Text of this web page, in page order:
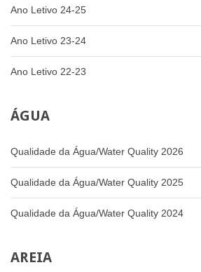
Ano Letivo 24-25
Ano Letivo 23-24
Ano Letivo 22-23
ÁGUA
Qualidade da Água/Water Quality 2026
Qualidade da Água/Water Quality 2025
Qualidade da Água/Water Quality 2024
AREIA